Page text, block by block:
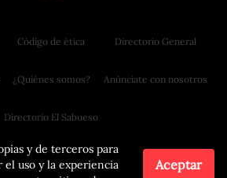
y de terceros para
uso y la experiencia
Aceptar
Código de ética
¿Quiénes somos?
Directorio El Sabueso
Directorio General
Anúnciate con nosotros